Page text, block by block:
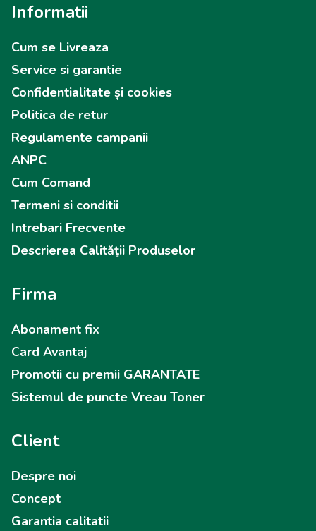
Informatii
Cum se Livreaza
Service si garantie
Confidentialitate și cookies
Politica de retur
Regulamente campanii
ANPC
Cum Comand
Termeni si conditii
Intrebari Frecvente
Descrierea Calităţii Produselor
Firma
Abonament fix
Card Avantaj
Promotii cu premii GARANTATE
Sistemul de puncte Vreau Toner
Client
Despre noi
Concept
Garantia calitatii